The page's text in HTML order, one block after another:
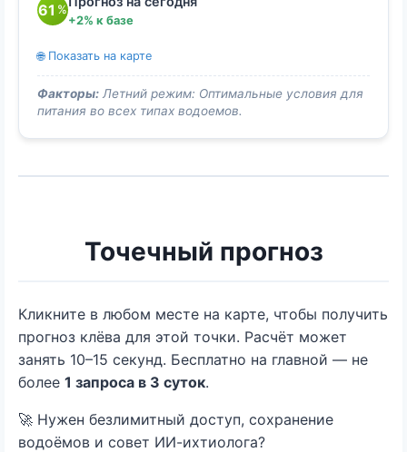
61 %
+2% к базе
🌐 Показать на карте
Факторы: Летний режим: Оптимальные условия для
питания во всех типах водоемов.
Точечный прогноз
Кликните в любом месте на карте, чтобы получить
прогноз клёва для этой точки. Расчёт может
занять 10–15 секунд. Бесплатно на главной — не
более 1 запроса в 3 суток.
🚀 Нужен безлимитный доступ, сохранение
водоёмов и совет ИИ-ихтиолога?